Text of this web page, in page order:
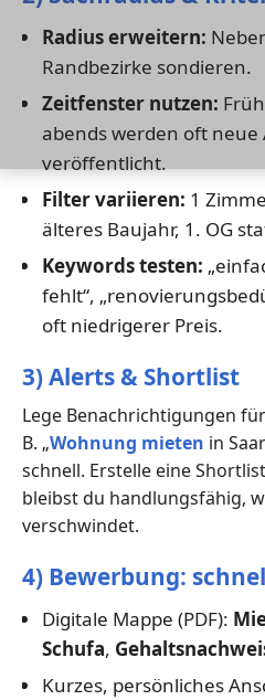
Radius erweitern:
Randbezirke sondieren.
Zeitfenster nutzen:
abends werden oft neue
veröffentlicht.
Filter variieren: 1
älteres Baujahr, 1. OG
Keywords testen:
fehlt“,
oft niedrigerer Preis.
3) Alerts & Shortlist
Lege Benachrichtigungen
B. „Wohnung mieten in
schnell. Erstelle eine
bleibst du handlungsfähig,
verschwindet.
4) Bewerbung:
Digitale Mappe (PDF):
Schufa,
Kurzes, persönliches